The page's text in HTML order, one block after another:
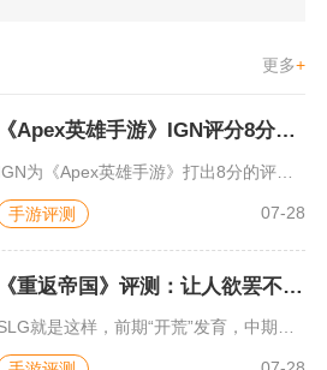
更多+
《Apex英雄手游》IGN评分8分：对游戏未来抱有期待
IGN为《Apex英雄手游》打出8分的评价，测评者认为，《A...
手游评测 07-28
《重返帝国》评测：让人欲罢不能的新一代策略游戏